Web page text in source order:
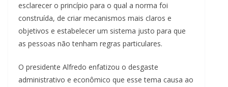
esclarecer o princípio para o qual a norma foi
construída, de criar mecanismos mais claros e
objetivos e estabelecer um sistema justo para que
as pessoas não tenham regras particulares.
O presidente Alfredo enfatizou o desgaste
administrativo e econômico que esse tema causa ao